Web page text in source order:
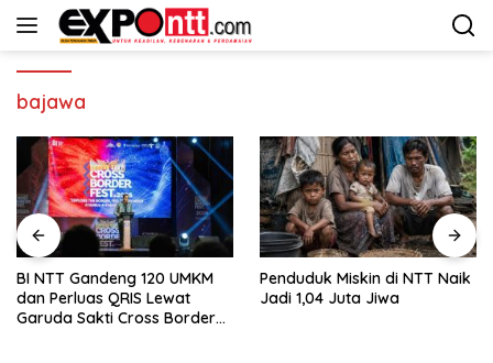
Langsung
bajawa
BI NTT Gandeng 120 UMKM
dan Perluas QRIS Lewat
Garuda Sakti Cross Border
Penduduk Miskin di NTT Naik
Jadi 1,04 Juta Jiwa